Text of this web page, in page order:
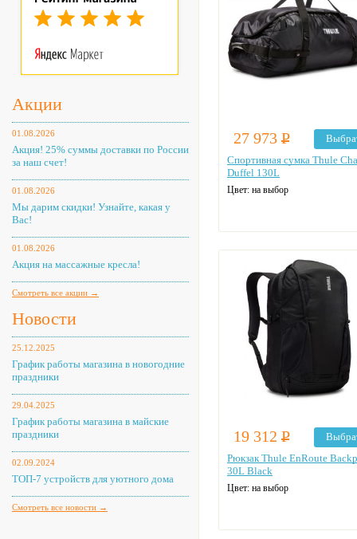
Акции
01.08.2026
Акция! 25% суммы доставки по России
за наш счет!
01.08.2026
Мы дарим скидки! Узнайте, какая у
Вас!
01.08.2026
Акция на массажные кресла!
Смотреть все акции →
Новости
25.12.2025
График работы магазина в новогодние
праздники
29.04.2025
График работы магазина в майские
праздники
02.09.2024
ТОП-7 устройств для уютного дома
Смотреть все новости →
27 973 Р
Спортивная сумка Thule
Duffel 130L
Цвет: на выбор
19 312 Р
Рюкзак Thule EnRoute
30L Black
Цвет: на выбор